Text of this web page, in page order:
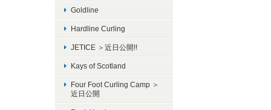
Goldline
Hardline Curling
JETICE ＞近日公開!!
Kays of Scotland
Four Foot Curling Camp ＞
近日公開